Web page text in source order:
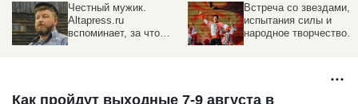
Честный мужик.
Altapress.ru
вспоминает, за что
Встреча со звездами,
испытания силы и
народное творчество.
Как пройдут выходные 7-9 августа в